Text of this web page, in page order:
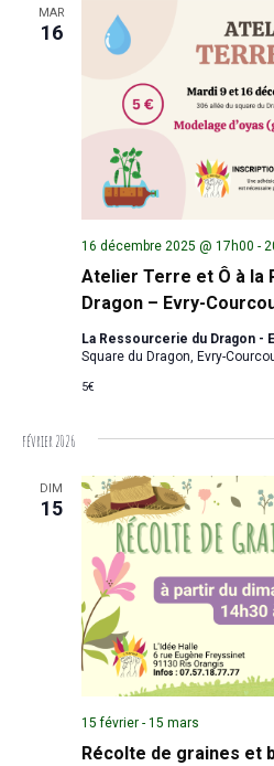
MAR
16
Atelier Terre et Ô à la
Dragon – Evry-
16 décembre 2025 @ 17h00 -
La Ressourcerie du Dragon -
Square du Dragon, Evry-
5€
février 2026
DIM
15
Récolte de graines et
15 février- 15 mars